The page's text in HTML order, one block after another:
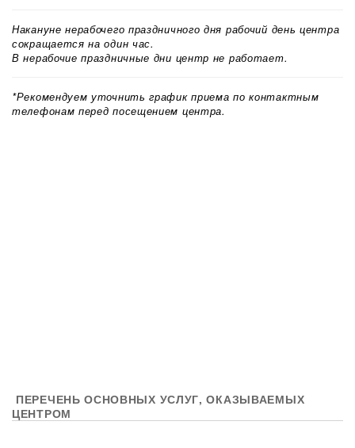
Накануне нерабочего праздничного дня рабочий день центра
сокращается на один час.
В нерабочие праздничные дни центр не работает.
*Рекомендуем уточнить график приема по контактным
телефонам перед посещением центра.
ПЕРЕЧЕНЬ ОСНОВНЫХ УСЛУГ, ОКАЗЫВАЕМЫХ
ЦЕНТРОМ